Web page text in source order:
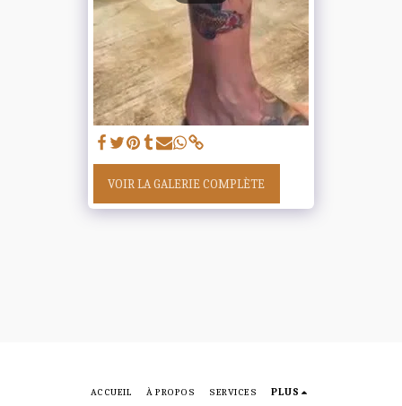
VOIR LA GALERIE COMPLÈTE
ACCUEIL À PROPOS SERVICES PLUS